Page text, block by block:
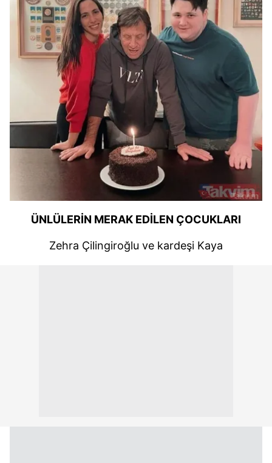
ÜNLÜLERİN MERAK EDİLEN ÇOCUKLARI
Zehra Çilingiroğlu ve kardeşi Kaya